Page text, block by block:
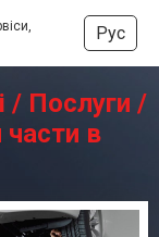
Рус
Послуги /
в